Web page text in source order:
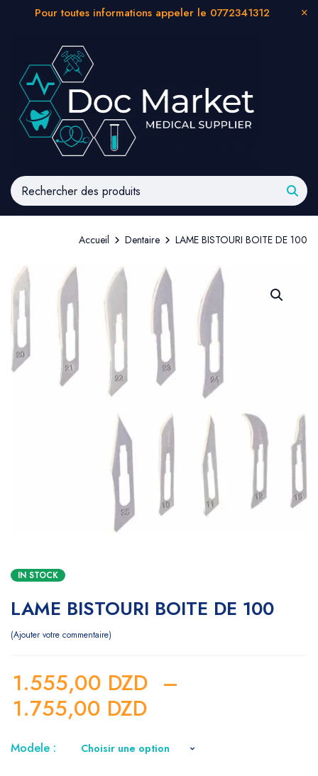
Pour toutes informations appeler le 0772341312
Accueil Dentaire LAME BISTOURI BOITE DE 100
IN STOCK
LAME BISTOURI BOITE DE 100
Ajouter votre commentaire
1.555,00 DZD –
1.755,00 DZD
Modele :